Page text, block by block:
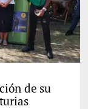
de su